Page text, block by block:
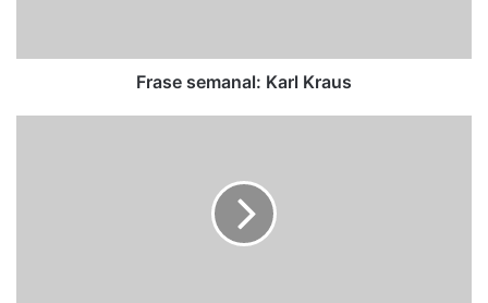
Frase semanal: Karl Kraus